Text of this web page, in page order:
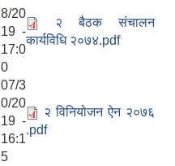
8/20
19 -
17:0
0
२ बैठक संचालन
कार्यविधि २०७४.pdf
07/3
0/20
19 -
16:1
5
२ विनियोजन ऐन २०७६
.pdf